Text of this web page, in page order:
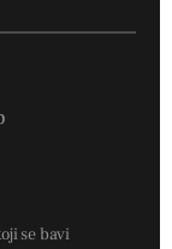
se bavi